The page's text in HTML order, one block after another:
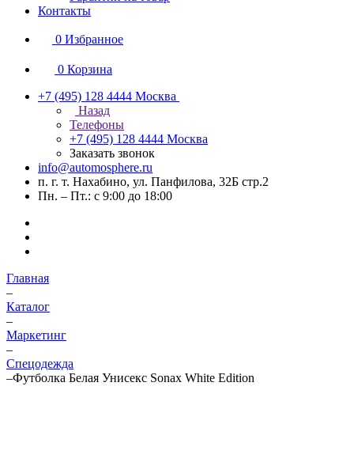
Контакты
0 Избранное
0 Корзина
+7 (495) 128 4444 Москва
Назад
Телефоны
+7 (495) 128 4444 Москва
Заказать звонок
info@automosphere.ru
п. г. т. Нахабино, ул. Панфилова, 32Б стр.2
Пн. – Пт.: с 9:00 до 18:00
Главная
–
Каталог
–
Маркетинг
–
Спецодежда
–Футболка Белая Унисекс Sonax White Edition